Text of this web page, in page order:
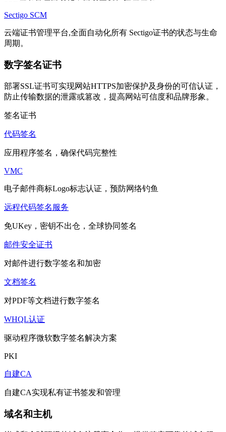
Sectigo SCM
云端证书管理平台,全面自动化所有 Sectigo证书的状态与生命
周期。
数字签名证书
部署SSL证书可实现网站HTTPS加密保护及身份的可信认证，
防止传输数据的泄露或篡改，提高网站可信度和品牌形象。
签名证书
代码签名
应用程序签名，确保代码完整性
VMC
电子邮件商标Logo标志认证，预防网络钓鱼
远程代码签名服务
免UKey，密钥不出仓，全球协同签名
邮件安全证书
对邮件进行数字签名和加密
文档签名
对PDF等文档进行数字签名
WHQL认证
驱动程序微软数字签名解决方案
PKI
自建CA
自建CA实现私有证书签发和管理
域名和主机